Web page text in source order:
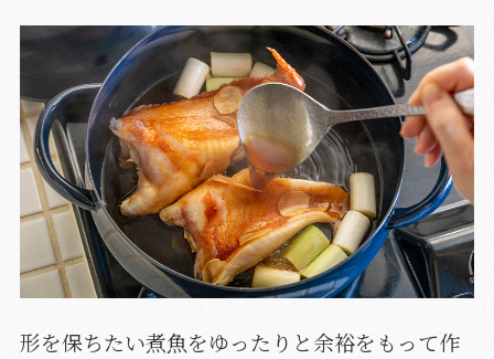
形を保ちたい煮魚をゆったりと余裕をもって作